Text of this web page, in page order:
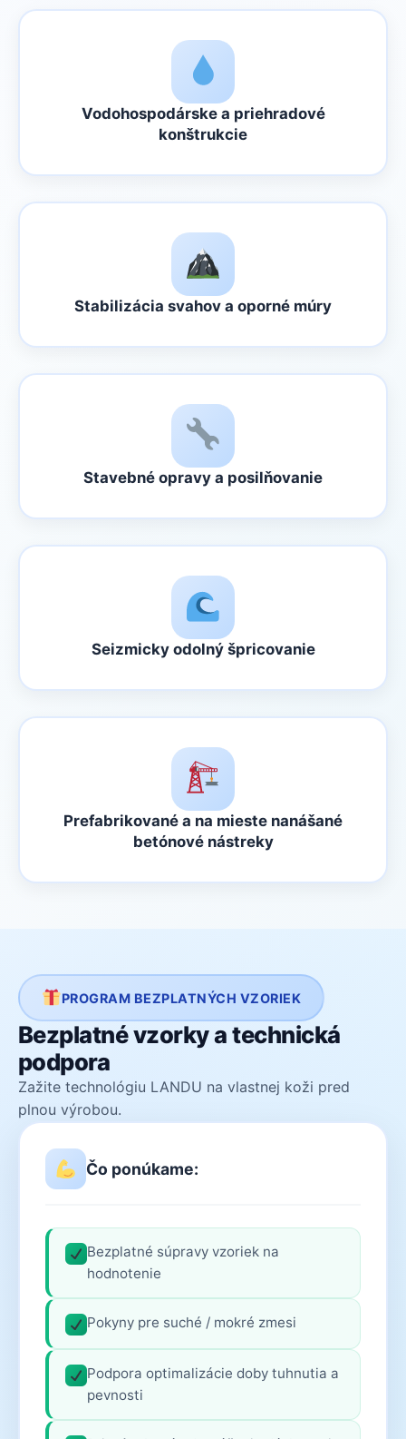
Vodohospodárske a priehradové
konštrukcie
Stabilizácia svahov a oporné múry
Stavebné opravy a posilňovanie
Seizmicky odolný špricovanie
Prefabrikované a na mieste nanášané
betónové nástreky
PROGRAM BEZPLATNÝCH VZORIEK
Bezplatné vzorky a technická
podpora
Zažite technológiu LANDU na vlastnej koži pred
plnou výrobou.
Čo ponúkame:
Bezplatné súpravy vzoriek na
hodnotenie
Pokyny pre suché / mokré zmesi
Podpora optimalizácie doby tuhnutia a
pevnosti